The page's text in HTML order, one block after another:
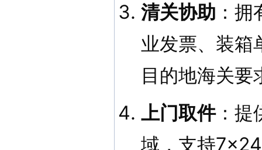
清关协助 ：
业发票、装箱
目的地海关要
上门取件：提
域，支持